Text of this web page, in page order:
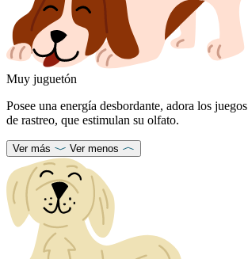
Muy juguetón
Posee una energía desbordante, adora los juegos
de rastreo, que estimulan su olfato.
Ver más Ver menos